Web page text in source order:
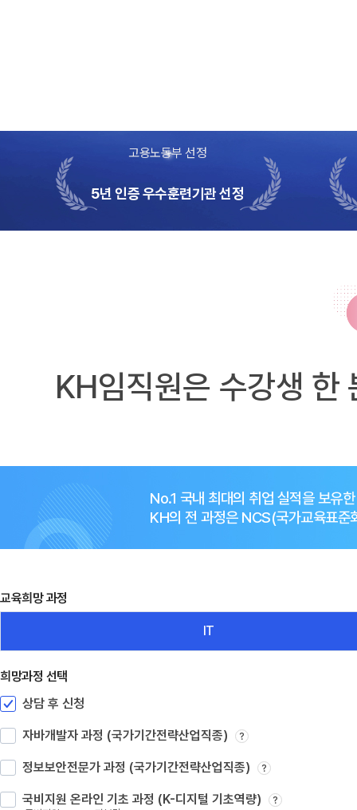
고용노동부 선정
5년 인증 우수훈련기관 선정
KH임직원은 수강생 한
No.1 국내 최대의 취업 실적을 보유
KH의 전 과정은 NCS(국가교육표준
교육희망 과정
IT
희망과정 선택
상담 후 신청
자바개발자 과정 (국가기간전략산업직종) ?
정보보안전문가 과정 (국가기간전략산업직종) ?
국비지원 온라인 기초 과정 (K-디지털 기초역량) ?